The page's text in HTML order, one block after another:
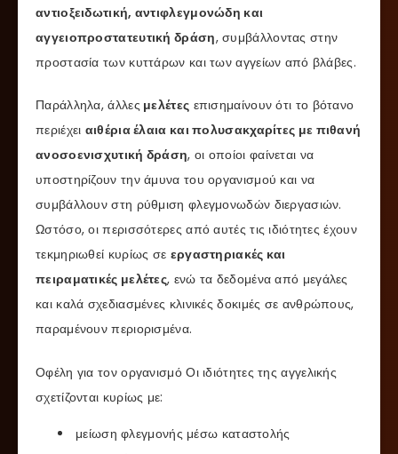
αντιοξειδωτική, αντιφλεγμονώδη και
αγγειοπροστατευτική δράση, συμβάλλοντας στην
προστασία των κυττάρων και των αγγείων από βλάβες.
Παράλληλα, άλλεςμελέτες επισημαίνουν ότι το βότανο
περιέχει αιθέρια έλαια και πολυσακχαρίτες με πιθανή
ανοσοενισχυτική δράση, οι οποίοι φαίνεται να
υποστηρίζουν την άμυνα του οργανισμού και να
συμβάλλουν στη ρύθμιση φλεγμονωδών διεργασιών.
Ωστόσο, οι περισσότερες από αυτές τις ιδιότητες έχουν
τεκμηριωθεί κυρίως σε εργαστηριακές και
πειραματικές μελέτες, ενώ τα δεδομένα από μεγάλες
και καλά σχεδιασμένες κλινικές δοκιμές σε ανθρώπους,
παραμένουν περιορισμένα.
Οφέλη για τον οργανισμό Οι ιδιότητες της αγγελικής
σχετίζονται κυρίως με:
μείωση φλεγμονής μέσω καταστολής